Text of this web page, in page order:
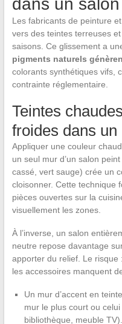
dans un salon
Les fabricants de peinture
vers des teintes terreuses
saisons. Ce glissement a
pigments naturels
colorants synthétiques vifs,
contrainte réglementaire.
Teintes
froides dans
Appliquer une couleur
un seul mur d’un salon
cassé, vert sauge) crée un
cloisonner. Cette technique
pièces ouvertes sur la
visuellement les zones.
À l’inverse, un salon
neutre repose davantage
apporter du relief. Le
les accessoires manquent
Un mur d’accent en
mur le plus court ou
bibliothèque, meuble TV).